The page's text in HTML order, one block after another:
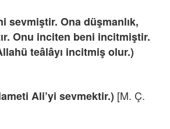
sevmiştir. Ona düşmanlık,
Onu inciten beni incitmiştir.
teâlâyı incitmiş olur.)
Ali’yi sevmektir.) [M. Ç.